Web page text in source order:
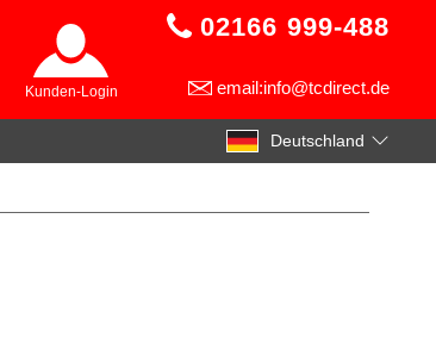
Deutschland
02166 999-488
email:info@tcdirect.de
Kunden-Login